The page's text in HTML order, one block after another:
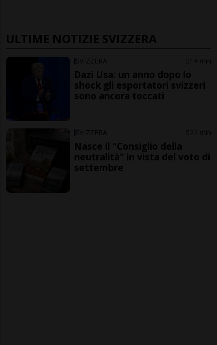
ULTIME NOTIZIE SVIZZERA
SVIZZERA 14 min
Dazi Usa: un anno dopo lo
shock gli esportatori svizzeri
sono ancora toccati
SVIZZERA 22 min
Nasce il "Consiglio della
neutralità" in vista del voto di
settembre